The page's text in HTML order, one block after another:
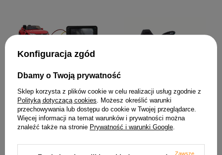
do Ford Ranger Monster DK-
550 Arteon
359,37 zł
666 Niebieskie
310,89 zł
Konfiguracja zgód
Dbamy o Twoją prywatność
Sklep korzysta z plików cookie w celu realizacji usług zgodnie z
Polityką dotyczącą cookies . Możesz określić warunki
przechowywania lub dostępu do cookie w Twojej przeglądarce.
Więcej informacji na temat warunków i prywatności można
znaleźć także na stronie Prywatność i warunki Google
Zawsze